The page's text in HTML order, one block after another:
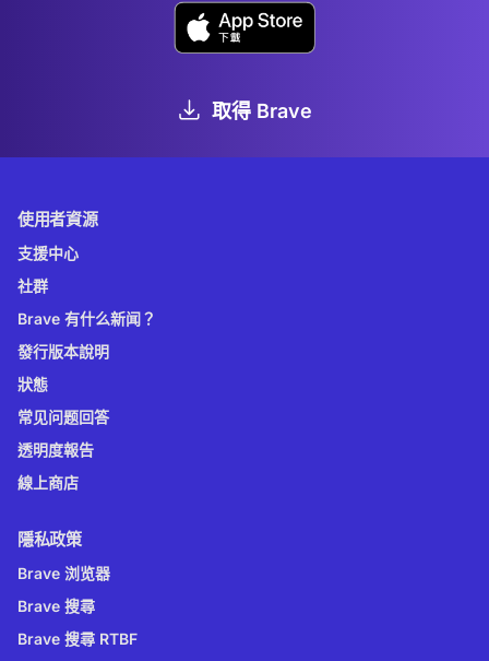
取得 Brave
使用者資源
支援中心
社群
Brave 有什么新闻？
發行版本說明
狀態
常见问题回答
透明度報告
線上商店
隱私政策
Brave 浏览器
Brave 搜尋
Brave 搜尋 RTBF